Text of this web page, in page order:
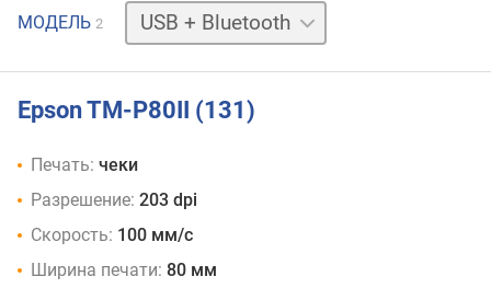
МОДЕЛЬ 2
USB
Epson TM-P80II (131)
Печать: чеки
Разрешение: 203 dpi
Скорость: 100 мм/с
Ширина печати: 80 мм